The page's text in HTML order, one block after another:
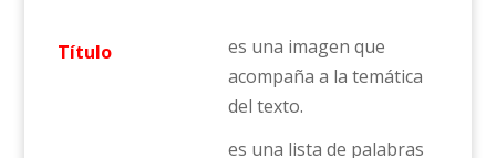
Título
es una imagen que
acompaña a la temática
del texto.
es una lista de palabras